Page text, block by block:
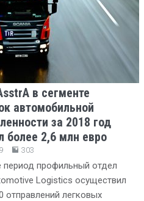
в сегменте
автомобильной
за 2018 год
более 2,6 млн евро
303
период профильный отдел
Logistics осуществил
отправлений легковых